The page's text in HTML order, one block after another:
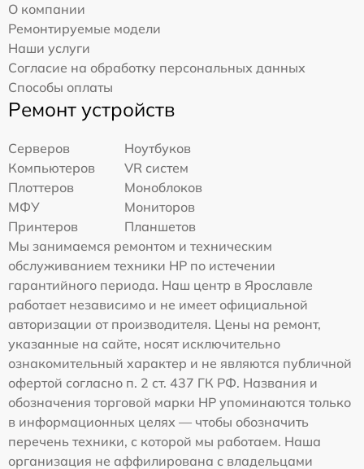
О компании
Ремонтируемые модели
Наши услуги
Согласие на обработку персональных данных
Способы оплаты
Ремонт устройств
Серверов
Ноутбуков
Компьютеров
VR систем
Плоттеров
Моноблоков
МФУ
Мониторов
Принтеров
Планшетов
Мы занимаемся ремонтом и техническим
обслуживанием техники HP по истечении
гарантийного периода. Наш центр в Ярославле
работает независимо и не имеет официальной
авторизации от производителя. Цены на ремонт,
указанные на сайте, носят исключительно
ознакомительный характер и не являются публичной
офертой согласно п. 2 ст. 437 ГК РФ. Названия и
обозначения торговой марки HP упоминаются только
в информационных целях — чтобы обозначить
перечень техники, с которой мы работаем. Наша
организация не аффилирована с владельцами